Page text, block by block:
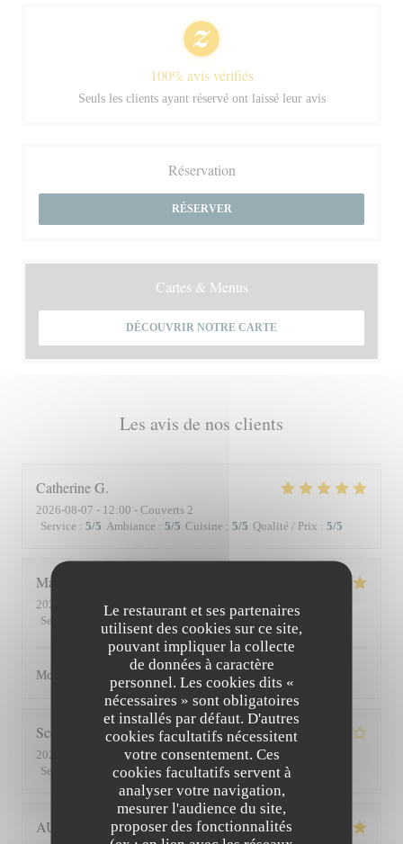
Le restaurant et ses partenaires
utilisent des cookies sur ce site,
pouvant impliquer la collecte
de données à caractère
personnel. Les cookies dits «
nécessaires » sont obligatoires
et installés par défaut. D'autres
cookies facultatifs nécessitent
votre consentement. Ces
cookies facultatifs servent à
analyser votre navigation,
mesurer l'audience du site,
proposer des fonctionnalités
Les avis de nos clients
CatherineG
2026-08-07 - 12:00 - Couverts 2
Service : 5/5 Ambiance : 5/5 Cuisine : 5/5 Qualité / Prix : 5/5
Matthieu
2026-08-01
- 19:30 - Couverts 2
Service
Ambiance : Cuisine 5 Qualité / Prix
Moment superbe, du service à l’assiette !
Scott
2026-07-30
- 19:45 - Couverts 3
Service
Ambiance: 3/5 Cuisine: 4/5 Qualité / Prix
AUDE
100% avis vérifiés
Seuls les clients ayant réservé ont laissé leur avis
Réservation
RÉSERVER
Cartes & Menus
DÉCOUVRIR NOTRE CARTE